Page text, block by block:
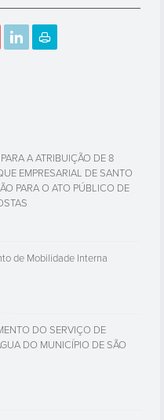
A ATRIBUIÇÃO DE 8
EMPRESARIAL DE SANTO
PARA O ATO PÚBLICO DE
de Mobilidade Interna
DO SERVIÇO DE
DO MUNICÍPIO DE SÃO